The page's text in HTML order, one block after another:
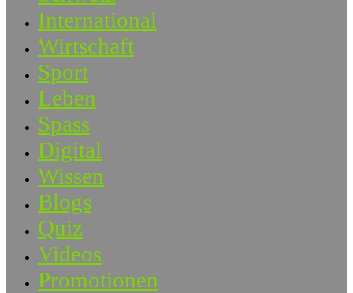
International
Wirtschaft
Sport
Leben
Spass
Digital
Wissen
Blogs
Quiz
Videos
Promotionen